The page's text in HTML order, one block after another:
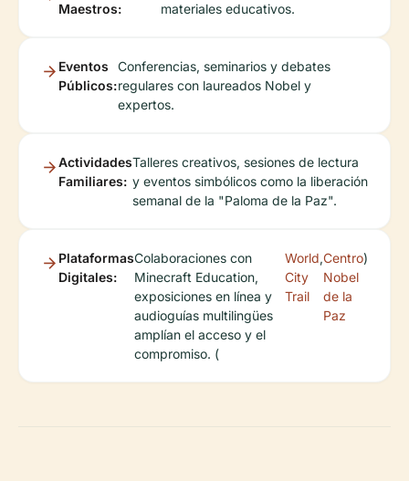
Maestros:
materiales educativos.
Eventos
Públicos:
Conferencias, seminarios y debates
regulares con laureados Nobel y
expertos.
Actividades
Familiares:
Talleres creativos, sesiones de lectura
y eventos simbólicos como la liberación
semanal de la "Paloma de la Paz".
Plataformas
Digitales:
Colaboraciones con
Minecraft Education,
exposiciones en línea y
audioguías multilingües
amplían el acceso y el
compromiso. (
World
City
Trail
,Centro
Nobel
de la
Paz
)